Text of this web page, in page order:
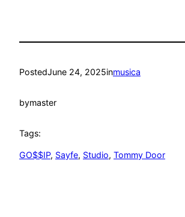
PostedJune 24, 2025inmusica
bymaster
Tags:
GO$$IP, Sayfe, Studio, Tommy Door